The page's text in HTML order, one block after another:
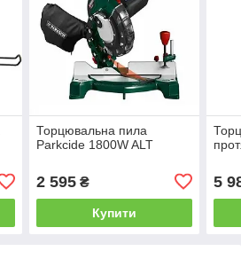
Торцювальна пила
Parkcide 1800W ALT
2 595₴
Купити
5